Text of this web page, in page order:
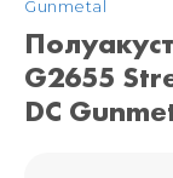
ул.
+7
ул.
Gunmetal
G2655
DC